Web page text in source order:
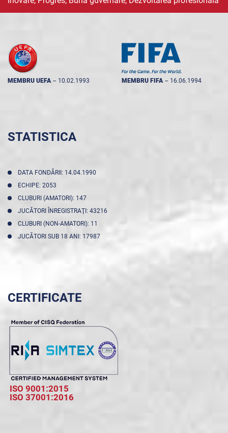
MEMBRU UEFA -- 10.02.1993 MEMBRU FIFA -- 16.06.1994
STATISTICA
DATA FONDĂRII: 14.04.1990
ECHIPE: 2053
CLUBURI (AMATORI): 147
JUCĂTORI ÎNREGISTRAŢI: 43216
CLUBURI (NON-AMATORI): 11
JUCĂTORI SUB 18 ANI: 17987
CERTIFICATE
ISO 9001:2015
ISO 37001:2016